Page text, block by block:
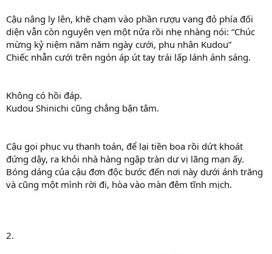
Cậu nâng ly lên, khẽ chạm vào phần rượu vang đỏ phía đối
diện vẫn còn nguyên vẹn một nửa rồi nhẹ nhàng nói: “Chúc
mừng kỷ niệm năm năm ngày cưới, phu nhân Kudou”
Chiếc nhẫn cưới trên ngón áp út tay trái lấp lánh ánh sáng.
Không có hồi đáp.
Kudou Shinichi cũng chẳng bận tâm.
Cậu gọi phục vụ thanh toán, để lại tiền boa rồi dứt khoát
đứng dậy, ra khỏi nhà hàng ngập tràn dư vị lãng mạn ấy.
Bóng dáng của cậu đơn độc bước đến nơi này dưới ánh trăng
và cũng một mình rời đi, hòa vào màn đêm tĩnh mịch.
2.